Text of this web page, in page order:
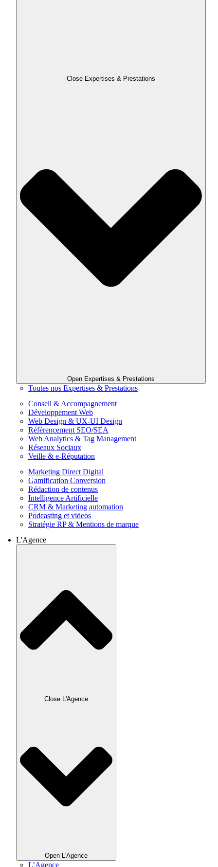
Close Expertises & Prestations
Open Expertises & Prestations
Toutes nos Expertises & Prestations
Conseil & Accompagnement
Développement Web
Web Design & UX-UI Design
Référencement SEO/SEA
Web Analytics & Tag Management
Réseaux Sociaux
Veille & e-Réputation
Marketing Direct Digital
Gamification Conversion
Rédaction de contenus
Intelligence Artificielle
CRM & Marketing automation
Podcasting et videos
Stratégie RP & Mentions de marque
L'Agence
Close L'Agence
Open L'Agence
L’Agence